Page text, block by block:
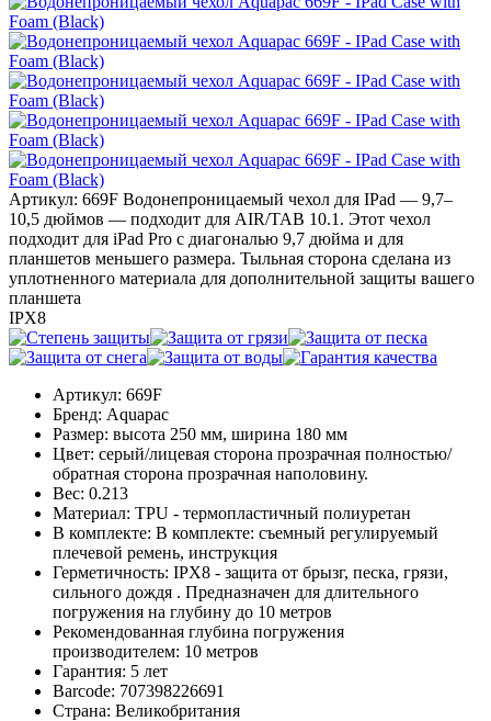
Артикул: 669F Водонепроницаемый чехол для IPad — 9,7–
10,5 дюймов — подходит для AIR/TAB 10.1. Этот чехол
подходит для iPad Pro с диагональю 9,7 дюйма и для
планшетов меньшего размера. Тыльная сторона сделана из
уплотненного материала для дополнительной защиты вашего
планшета
IPX8
Артикул: 669F
Бренд: Aquapac
Размер: высота 250 мм, ширина 180 мм
Цвет: серый/лицевая сторона прозрачная полностью/
обратная сторона прозрачная наполовину.
Вес: 0.213
Материал: TPU - термопластичный полиуретан
В комплекте: В комплекте: съемный регулируемый
плечевой ремень, инструкция
Герметичность: IPX8 - защита от брызг, песка, грязи,
сильного дождя . Предназначен для длительного
погружения на глубину до 10 метров
Рекомендованная глубина погружения
производителем: 10 метров
Гарантия: 5 лет
Barcode: 707398226691
Страна: Великобритания